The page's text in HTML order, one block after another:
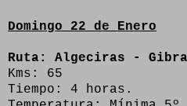
Domingo 22 de Enero
Ruta: Algeciras -
Kms: 65
Tiempo: 4 horas.